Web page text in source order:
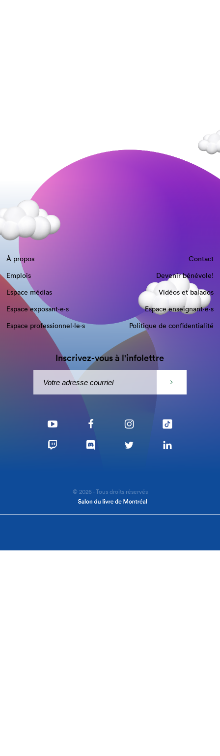
À propos
Contact
Emplois
Devenir bénévole!
Espace médias
Vidéos et balados
Espace exposant·e⋅s
Espace enseignant·e⋅s
Espace professionnel·le⋅s
Politique de confidentialité
Inscrivez-vous à l'infolettre
© 2026 - Tous droits réservés